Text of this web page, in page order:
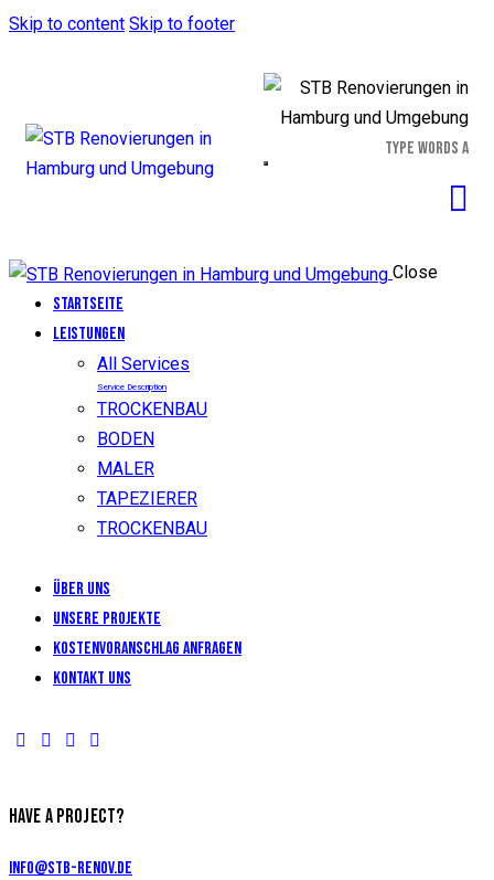
Skip to content Skip to footer
Close
Startseite
LEISTUNGEN
All Services
Service Description
TROCKENBAU
BODEN
MALER
TAPEZIERER
TROCKENBAU
Über uns
Unsere Projekte
KOSTENVORANSCHLAG ANFRAGEN
Kontakt uns
HAVE A PROJECT?
info@stb-renov.de